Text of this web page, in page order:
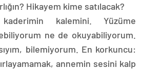
Hikayem kime satılacak?
kalemini. Yüzüme
ne de okuyabiliyorum.
bilemiyorum. En korkuncu:
annemin sesini kalp